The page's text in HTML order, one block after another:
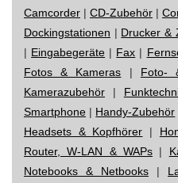
Camcorder | CD-Zubehör |
Dockingstationen | Drucker &
| Eingabegeräte | Fax |
Fotos & Kameras | Foto-
Kamerazubehör |
Smartphone | Handy-Zubehör
Headsets & Kopfhörer |
Router, W-LAN & WAPs |
Notebooks & Netbooks |